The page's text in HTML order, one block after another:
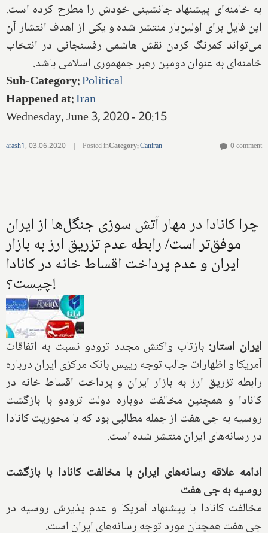
به خامنه‌ای پیشنهاد جانشینی خودش را مطرح کرده است.
این فایل برای اولین‌بار منتشر شده و یکی از اهدف انتشار آن
می‌تواند کمرنگ کردن نقش هاشمی رفسنجانی در انتخاب
خامنه‌ای به عنوان دومین رهبر جمهموری اسلامی باشد.
Sub-Category:Political
Happened at:Iran
Wednesday, June 3, 2020 - 20:15
arash1,03.06.2020 | Posted inCategory:Caniran 0 comment
چرا کانادا در مهار آتش سوزی جنگل‌ها از ایران
موفق‌تر است/ رابطه عدم تزریق ارز به بازار
ایران و عدم پرداخت اقساط خانه در کانادا
چیست؟!
ایران استار: بازتاب واکنش مجدد ترودو نسبت به اتفاقات
آمریکا و اظهارات جالب توجه رییس بانک مرکزی ایران درباره
رابطه تزریق ارز به بازار ایران و پرداخت اقساط خانه در
کانادا و همچنین مخالفت دوباره دولت ترودو با بازگشت
روسیه به جی هفت از جمله مطالبی بود که با محوریت کانادا
در رسانه‌های ایران منتشر شده است.
ادامه علاقه رسانه‌های ایران با مخالفت کانادا با بازگشت
روسیه به جی هفت
مخالفت کانادا با پیشنهاد آمریکا و عدم پذیرش روسیه در
جی هفت همچنان مورد توجه رسانه‌های ایران است.